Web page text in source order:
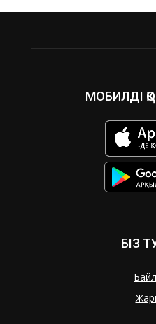
МОБИЛДІ
БІЗ